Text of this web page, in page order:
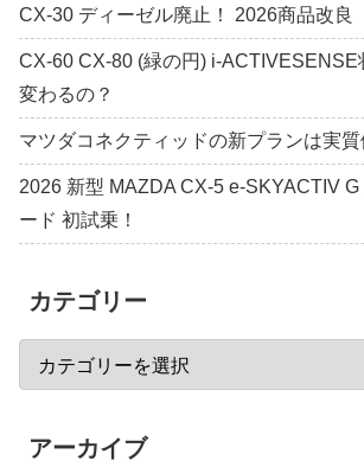
CX-30 ディーゼル廃止！ 2026商品改良
CX-60 CX-80 (緑の円) i-ACTIVESENSE
変わるの？
マツダコネクティッドの新プランは実質
2026 新型 MAZDA CX-5 e-SKYACTIV G
ード 初試乗！
カテゴリー
アーカイブ